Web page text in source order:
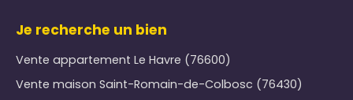
Je recherche un bien
Vente appartement Le Havre (76600)
Vente maison Saint-Romain-de-Colbosc (76430)